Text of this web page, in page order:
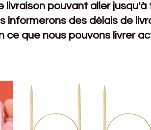
pouvant aller jusqu'à
informerons des délais de
ce que nous pouvons livrer